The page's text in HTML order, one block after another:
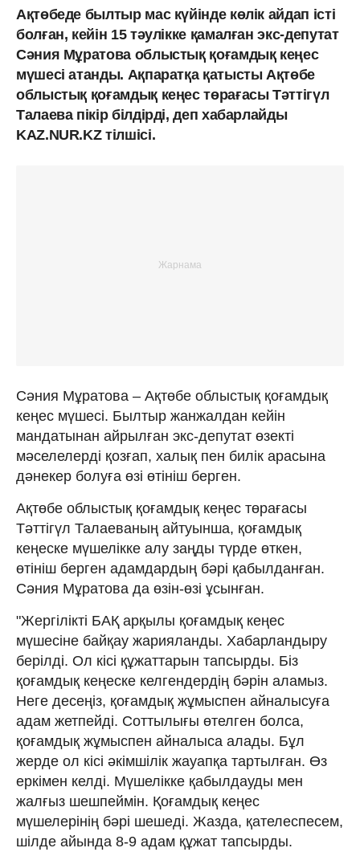
Ақтөбеде былтыр мас күйінде көлік айдап істі
болған, кейін 15 тәулікке қамалған экс-депутат
Сәния Мұратова облыстық қоғамдық кеңес
мүшесі атанды. Ақпаратқа қатысты Ақтөбе
облыстық қоғамдық кеңес төрағасы Тәттігүл
Талаева пікір білдірді, деп хабарлайды
KAZ.NUR.KZ тілшісі.
Сәния Мұратова – Ақтөбе облыстық қоғамдық
кеңес мүшесі. Былтыр жанжалдан кейін
мандатынан айрылған экс-депутат өзекті
мәселелерді қозғап, халық пен билік арасына
дәнекер болуға өзі өтініш берген.
Ақтөбе облыстық қоғамдық кеңес төрағасы
Тәттігүл Талаеваның айтуынша, қоғамдық
кеңеске мүшелікке алу заңды түрде өткен,
өтініш берген адамдардың бәрі қабылданған.
Сәния Мұратова да өзін-өзі ұсынған.
"Жергілікті БАҚ арқылы қоғамдық кеңес
мүшесіне байқау жарияланды. Хабарландыру
берілді. Ол кісі құжаттарын тапсырды. Біз
қоғамдық кеңеске келгендердің бәрін аламыз.
Неге десеңіз, қоғамдық жұмыспен айналысуға
адам жетпейді. Соттылығы өтелген болса,
қоғамдық жұмыспен айналыса алады. Бұл
жерде ол кісі әкімшілік жауапқа тартылған. Өз
еркімен келді. Мүшелікке қабылдауды мен
жалғыз шешпеймін. Қоғамдық кеңес
мүшелерінің бәрі шешеді. Жазда, қателеспесем,
шілде айында 8-9 адам құжат тапсырды.